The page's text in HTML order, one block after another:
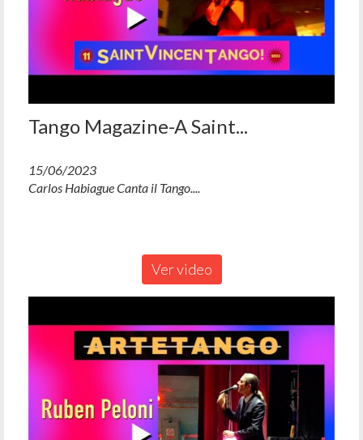
Tango Magazine-A Saint...
15/06/2023
Carlos Habiague Canta il Tango....
Ver video